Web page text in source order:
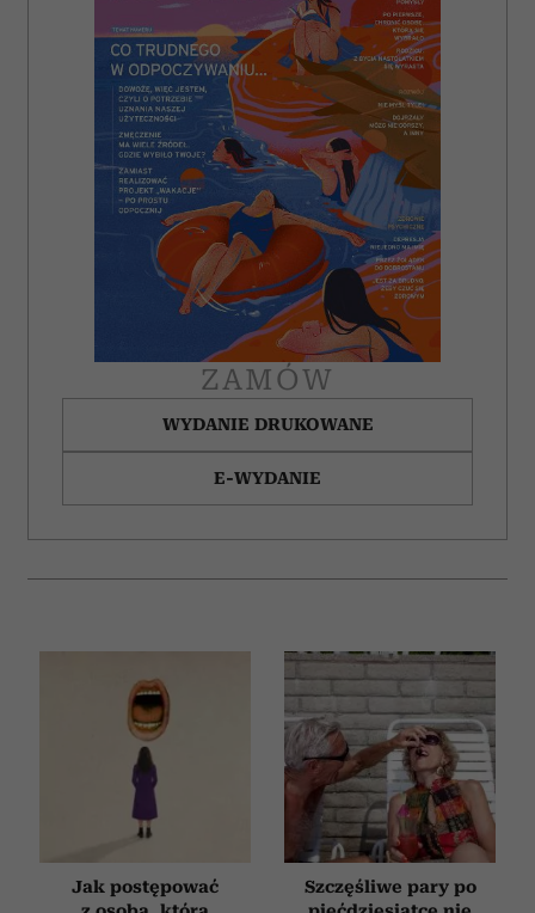
ZAMÓW
WYDANIE DRUKOWANE
E-WYDANIE
Jak postępować
Szczęśliwe pary po